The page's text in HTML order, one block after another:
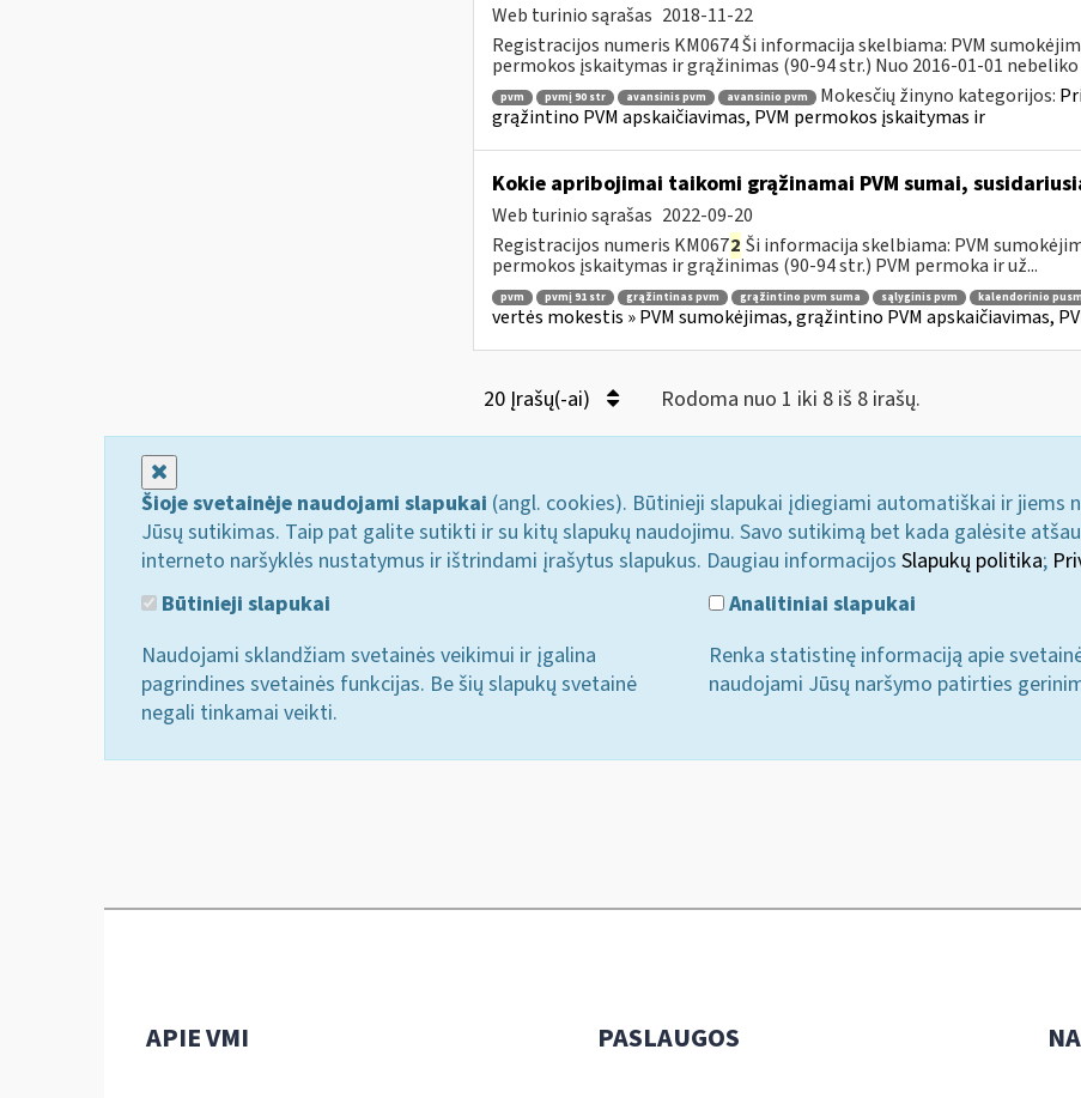
Web turinio sąrašas 2018-11-22
Registracijos numeris KM0674 Ši informacija skelbiama: PVM
permokos įskaitymas ir grąžinimas (90-94 str.) Nuo 2016-01-01
pvm pvmį 90 str avansinis pvm avansinio pvm Mokesčių žinyno kategorijos:
grąžintino PVM apskaičiavimas, PVM permokos įskaitymas ir
Kokie apribojimai taikomi grąžinamai PVM sumai,
Web turinio sąrašas 2022-09-20
Registracijos numeris KM0672 Ši informacija skelbiama: PVM
permokos įskaitymas ir grąžinimas (90-94 str.) PVM permoka ir už...
pvm pvmį 91 str grąžintinas pvm grąžintino pvm suma sąlyginis pvm kalendorinio
vertės mokestis » PVM sumokėjimas, grąžintino PVM apskaičiavimas,
20 Įrašų(-ai) Rodoma nuo 1 iki 8 iš 8 irašų.
Šioje svetainėje naudojami slapukai (angl. cookies). Būtinieji slapukai įdiegiami automatiškai ir jiems
Jūsų sutikimas. Taip pat galite sutikti ir su kitų slapukų naudojimu. Savo sutikimą bet kada galėsite
interneto naršyklės nustatymus ir ištrindami įrašytus slapukus. Daugiau informacijos Slapukų politika;
Būtinieji slapukai
Naudojami sklandžiam svetainės veikimui ir įgalina
pagrindines svetainės funkcijas. Be šių slapukų svetainė
negali tinkamai veikti.
Analitiniai slapukai
Renka statistinę informaciją apie
naudojami Jūsų naršymo patirties
APIE VMI PASLAUGOS